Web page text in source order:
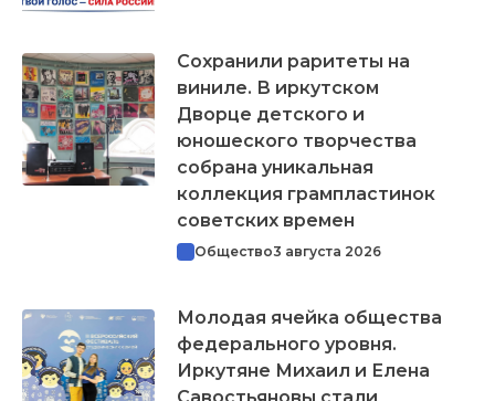
Сохранили раритеты на
виниле. В иркутском
Дворце детского и
юношеского творчества
собрана уникальная
коллекция грампластинок
советских времен
Общество3 августа 2026
Молодая ячейка общества
федерального уровня.
Иркутяне Михаил и Елена